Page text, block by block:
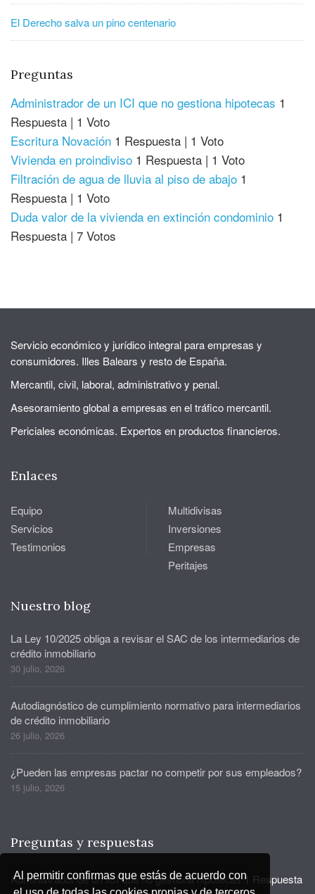
Al permitir confirmas que estás de acuerdo con
El Derecho salva un pino centenario
Preguntas
Administrador de un ICI que no gestiona hipotecas 1
Respuesta | 1 Voto
Escritura Novación 1 Respuesta | 1 Voto
Vivienda en proindiviso 1 Respuesta | 1 Voto
Filtración de agua de lluvia al piso de abajo 1
Respuesta | 1 Voto
Duda valor de la vivienda en extinción condominio 1
Respuesta | 7 Votos
Servicio económico y jurídico integral para empresas y
consumidores. Illes Balears y resto de España.
Mercantil, civil, laboral, administrativo y penal.
Asesoramiento global a empresas en el tráfico mercantil.
Periciales económicas. Expertos en productos financieros.
Enlaces
Equipo
Servicios
Testimonios
Multidivisas
Inversiones
Empresas
Peritajes
Nuestro blog
La Ley 10/2025 obliga a revisar el SAC de los intermediarios de
crédito inmobiliario
30 julio, 2026
Autodiagnóstico de cumplimiento normativo para intermediarios
de crédito inmobiliario
26 julio, 2026
¿Pueden las empresas pactar no competir por sus empleados?
15 julio, 2026
Preguntas y respuestas
Administrador de un ICI que no gestiona hipotecas 1 Respuesta